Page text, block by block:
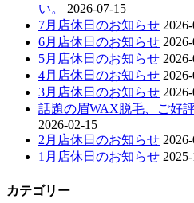
い。
2026-07-15
7月店休日のお知らせ
6月店休日のお知らせ
5月店休日のお知らせ
4月店休日のお知らせ
3月店休日のお知らせ
話題の眉WAX脱毛、ご好
2026-02-15
2月店休日のお知らせ
1月店休日のお知らせ
カテゴリー